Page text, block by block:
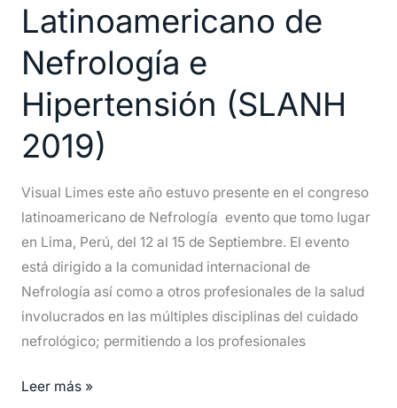
Latinoamericano de
Nefrología e
Hipertensión (SLANH
2019)
Visual Limes este año estuvo presente en el congreso
latinoamericano de Nefrología evento que tomo lugar
en Lima, Perú, del 12 al 15 de Septiembre. El evento
está dirigido a la comunidad internacional de
Nefrología así como a otros profesionales de la salud
involucrados en las múltiples disciplinas del cuidado
nefrológico; permitiendo a los profesionales
congreso
Latinoamericano
de
Nefrología
e
(SLANH
2019)
Leer más »